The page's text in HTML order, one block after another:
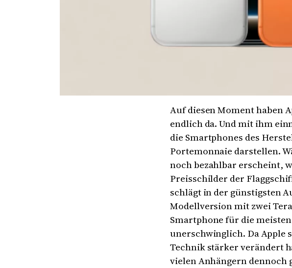
Auf diesen Moment haben
endlich da. Und mit ihm
die Smartphones des
Portemonnaie darstellen.
noch bezahlbar erscheint,
Preisschilder der
schlägt in der günstigsten
Modellversion mit zwei
Smartphone für die
unerschwinglich. Da Apple
Technik stärker verändert
vielen Anhängern dennoch